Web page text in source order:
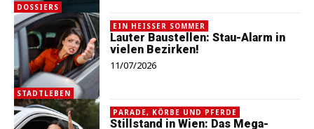
DOSSIERS
STADTLEBEN
EIN HEISSER SOMMER
Lauter Baustellen: Stau-Alarm in
vielen Bezirken!
11/07/2026
PARADE, KÖRBE UND PFERDE
Stillstand in Wien: Das Mega-